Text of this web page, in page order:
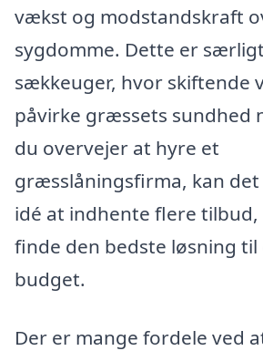
vækst og modstandskraft
sygdomme. Dette er
sækkeuger, hvor skiftende
påvirke græssets sundhed
du overvejer at hyre et
græsslåningsfirma, kan
idé at indhente flere tilbud,
finde den bedste løsning til
budget.
Der er mange fordele ved